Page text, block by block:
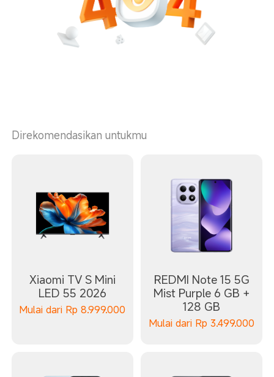
Direkomendasikan untukmu
Xiaomi TV S Mini
LED 55 2026
Mulai dari Rp8.999.000
REDMI Note 15 5G
Mist Purple 6 GB +
128 GB
Mulai dari Rp3.499.000